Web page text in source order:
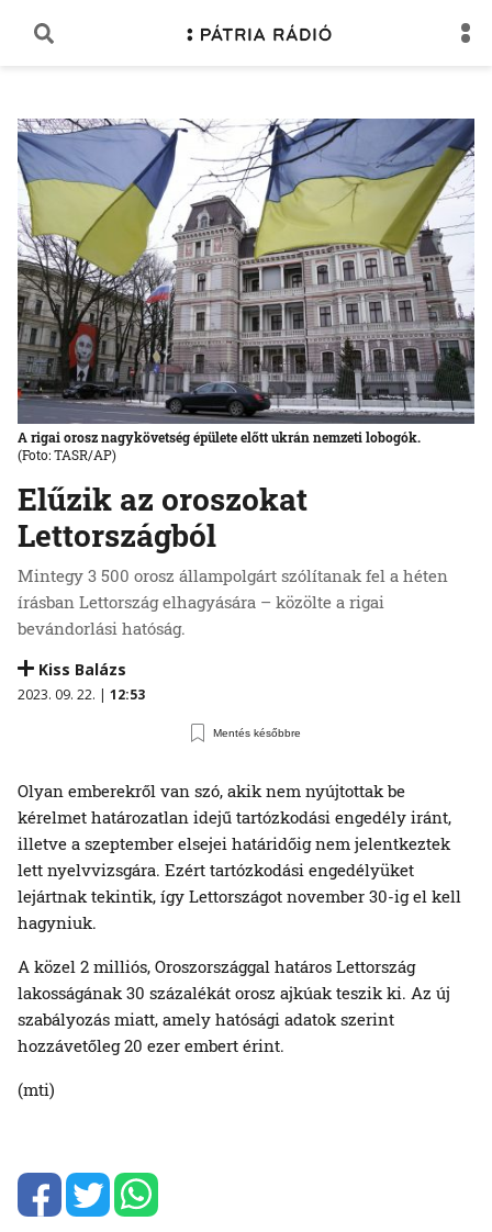
Elűzik az oroszokat
Lettországból
Mintegy 3 500 orosz állampolgárt szólítanak fel a héten
írásban Lettország elhagyására – közölte a rigai
bevándorlási hatóság.
Kiss Balázs
2023. 09. 22. | 12:53
Mentés későbbre
A rigai orosz nagykövetség épülete előtt ukrán nemzeti lobogók.
(Foto: TASR/AP)
Olyan emberekről van szó, akik nem nyújtottak be
kérelmet határozatlan idejű tartózkodási engedély iránt,
illetve a szeptember elsejei határidőig nem jelentkeztek
lett nyelvvizsgára. Ezért tartózkodási engedélyüket
lejártnak tekintik, így Lettországot november 30-ig el kell
hagyniuk.
A közel 2 milliós, Oroszországgal határos Lettország
lakosságának 30 százalékát orosz ajkúak teszik ki. Az új
szabályozás miatt, amely hatósági adatok szerint
hozzávetőleg 20 ezer embert érint.
(mti)